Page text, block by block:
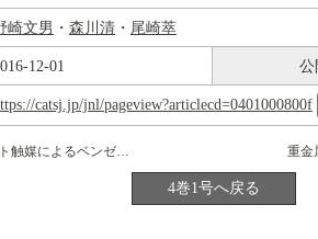
崎文男 ・ 森川清 ・ 尾崎萃
12-01 公
catsj.jp/jnl/pageview?articlecd=0401000800f
ニッケルおよびコバルト触媒によるベンゼン核の水素化における溶媒の影響
4巻1号へ戻る